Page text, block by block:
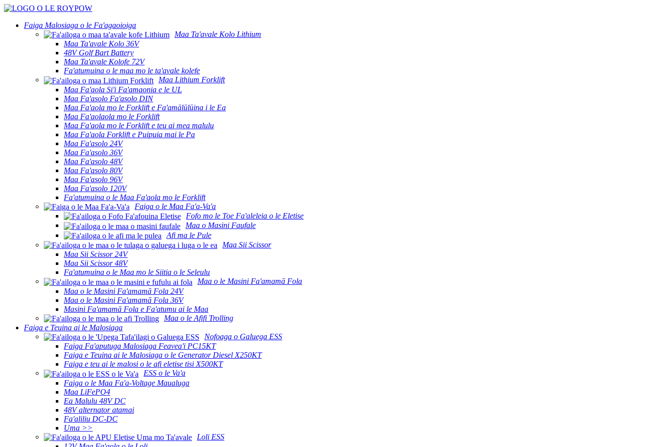
Faiga Malosiaga o le Fa'agaoioiga
Maa Ta'avale Kolo Lithium
Maa Ta'avale Kolo 36V
48V Golf Bart Battery
Maa Ta'avale Kolofe 72V
Fa'atumuina o le maa mo le ta'avale kolefe
Maa Lithium Forklift
Maa Fa'aola Si'i Fa'amaonia e le UL
Maa Fa'asolo Fa'asolo DIN
Maa Fa'aola mo le Forklift e Fa'amālūlūina i le Ea
Maa Fa'aolaola mo le Forklift
Maa Fa'aola mo le Forklift e teu ai mea malulu
Maa Fa'aola Forklift e Puipuia mai le Pa
Maa Fa'asolo 24V
Maa Fa'asolo 36V
Maa Fa'asolo 48V
Maa Fa'asolo 80V
Maa Fa'asolo 96V
Maa Fa'asolo 120V
Fa'atumuina o le Maa Fa'aola mo le Forklift
Faiga o le Maa Fa'a-Va'a
Fofo mo le Toe Fa'aleleia o le Eletise
Maa o Masini Faufale
Afi ma le Pule
Maa Sii Scissor
Maa Sii Scissor 24V
Maa Sii Scissor 48V
Fa'atumuina o le Maa mo le Siitia o le Seleulu
Maa o le Masini Fa'amamā Fola
Maa o le Masini Fa'amamā Fola 24V
Maa o le Masini Fa'amamā Fola 36V
Masini Fa'amamā Fola e Fa'atumu ai le Maa
Maa o le Afifi Trolling
Faiga e Teuina ai le Malosiaga
Nofoaga o Galuega ESS
Faiga Fa'aputuga Malosiaga Feavea'i PC15KT
Faiga e Teuina ai le Malosiaga o le Generator Diesel X250KT
Faiga e teu ai le malosi o le afi eletise tisi X500KT
ESS o le Va'a
Faiga o le Maa Fa'a-Voltage Maualuga
Maa LiFePO4
Ea Malulu 48V DC
48V alternator atamai
Fa'aliliu DC-DC
Uma >>
Loli ESS